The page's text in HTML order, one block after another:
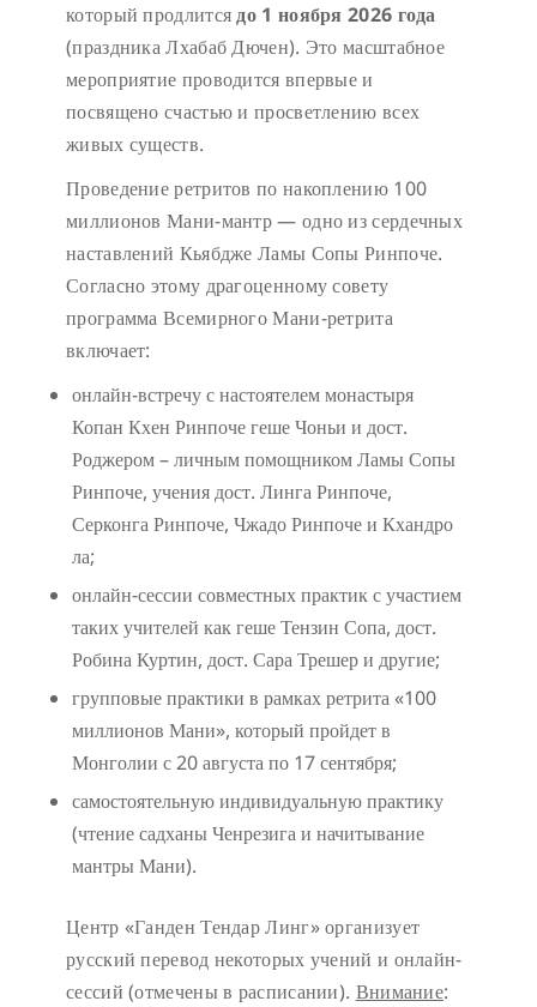
который продлитсядо 1 ноября 2026 года
(праздника Лхабаб Дючен). Это масштабное
мероприятие проводится впервые и
посвящено счастью и просветлению всех
живых существ.
Проведение ретритов по накоплению 100
миллионов Мани-мантр — одно из сердечных
наставлений Кьябдже Ламы Сопы Ринпоче.
Согласно этому драгоценному совету
программа Всемирного Мани-ретрита
включает:
онлайн-встречу с настоятелем монастыря
Копан Кхен Ринпоче геше Чоньи и дост.
Роджером – личным помощником Ламы Сопы
Ринпоче, учения дост. Линга Ринпоче,
Серконга Ринпоче, Чжадо Ринпоче и Кхандро
ла;
онлайн-сессии совместных практик с участием
таких учителей как геше Тензин Сопа, дост.
Робина Куртин, дост. Сара Трешер и другие;
групповые практики в рамках ретрита «100
миллионов Мани», который пройдет в
Монголии с 20 августа по 17 сентября;
самостоятельную индивидуальную практику
(чтение садханы Ченрезига и начитывание
мантры Мани).
Центр «Ганден Тендар Линг» организует
русский перевод некоторых учений и онлайн-
сессий (отмечены в расписании). Внимание: